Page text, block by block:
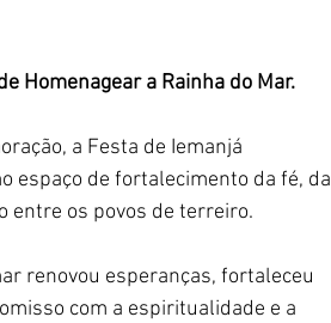
Homenagear a Rainha do Mar.
a Festa de Iemanjá
espaço de fortalecimento da fé, da
entre os povos de terreiro.
renovou esperanças, fortaleceu
com a espiritualidade e a